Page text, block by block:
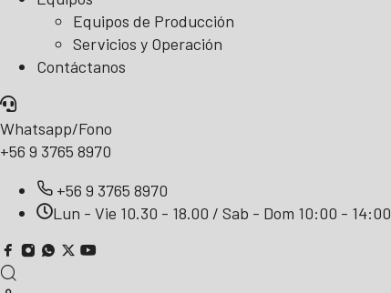
Equipos de Producción
Servicios y Operación
Contáctanos
Whatsapp/Fono
+56 9 3765 8970
+56 9 3765 8970
Lun - Vie 10.30 - 18.00 / Sab - Dom 10:00 - 14:00